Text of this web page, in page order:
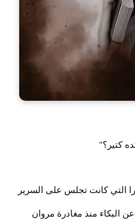
كتير؟"
التي كانت تجلس على السرير
البكاء منذ مغادرة مروان